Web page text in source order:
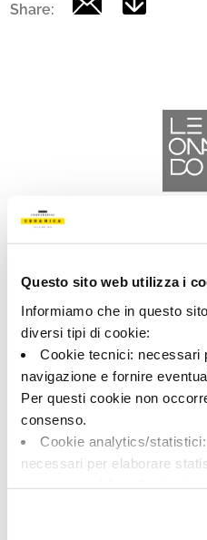
Questo sito web utilizza i
Informiamo che in questo
diversi tipi di cookie:
Cookie tecnici: necessari
navigazione e fornire
Per questi cookie non
consenso.
Cookie analytics/
necessari per elaborare
Cookie di profilazione/
Share: